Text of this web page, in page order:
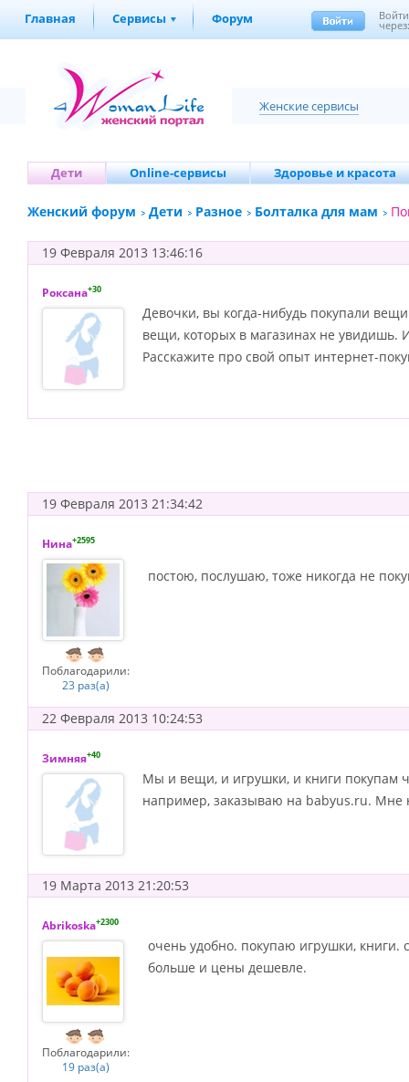
Главная Сервисы Форум Войти
Женские сервисы
Дети Online-сервисы Здоровье и красота
Женский форум Дети Разное Болталка для мам
19 Февраля 2013 13:46:16
Роксана+30
Девочки, вы когда-нибудь покупали
вещи, которых в магазинах не увидишь.
Расскажите про свой опыт интернет-
19 Февраля 2013 21:34:42
Нина+2595
Поблагодарили:
23 раз(а)
постою, послушаю, тоже никогда не
22 Февраля 2013 10:24:53
Зимняя+40
Мы и вещи, и игрушки, и книги покупам
например, заказываю на babyus.ru. Мне
19 Марта 2013 21:20:53
Abrikoska+2300
Поблагодарили:
19 раз(а)
очень удобно. покупаю игрушки,
больше и цены дешевле.